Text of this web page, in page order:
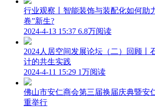
行业观察丨智能装饰与装配化如何助
卷”新生?
2024-4-13 15:37 6.8万阅读
2024人居空间发展论坛（二）回顾丨
计的共生实践
2024-4-11 15:29 1万阅读
佛山市安仁商会第三届换届庆典暨安
重举行